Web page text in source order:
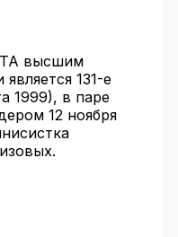
высшим
131-е
1999), в паре
12 ноября